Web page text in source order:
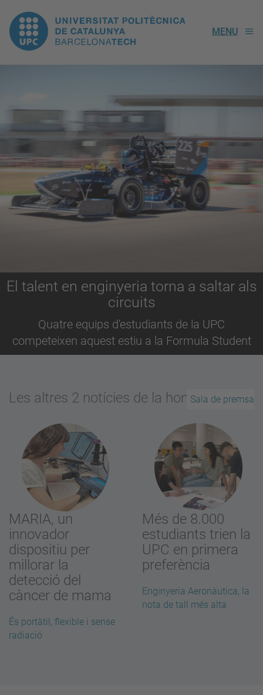
UPC.
Universitat
Politècnica
de
Catalunya
MENU
El talent en enginyeria torna a saltar als
circuits
Quatre equips d'estudiants de la UPC
competeixen aquest estiu a la Formula Student
Les altres 2 notícies de la homeSala de premsa
MARIA, un
innovador
dispositiu per
millorar la
detecció del
càncer de mama
És portàtil, flexible i sense
radiació
Més de 8.000
estudiants trien la
UPC en primera
preferència
Enginyeria Aeronàutica, la
nota de tall més alta